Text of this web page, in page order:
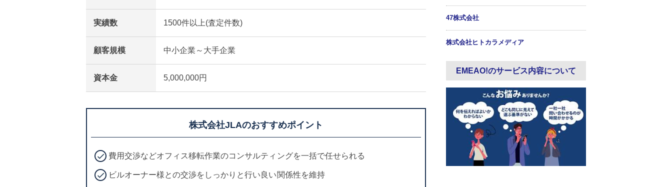
実績数 1500件以上(査定件数)
顧客規模 中小企業～大手企業
資本金 5,000,000円
株式会社JLAのおすすめポイント
費用交渉などオフィス移転作業のコンサルティングを一括で任せられる
ビルオーナー様との交渉をしっかりと行い良い関係性を維持
47株式会社
株式会社ヒトカラメディア
EMEAO!のサービス内容について